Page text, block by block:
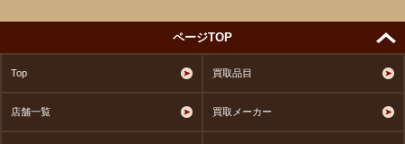
ページTOP
Top 買取品目
店舗一覧 買取メーカー